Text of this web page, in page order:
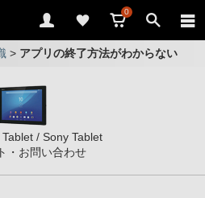
0
> アプリの終了方法がわからない
/ Sony Tablet
・お問い合わせ